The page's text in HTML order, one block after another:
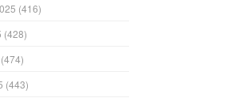
(416)
(428)
(474)
(443)